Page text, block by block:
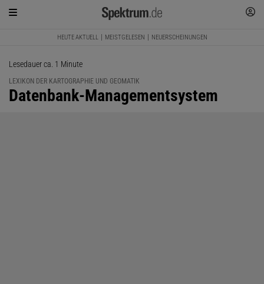
HEUTE AKTUELL MEISTGELESEN NEUERSCHEINUNGEN
Lesedauer ca. 1 Minute
LEXIKON DER KARTOGRAPHIE UND GEOMATIK
:
Datenbank-Managementsystem